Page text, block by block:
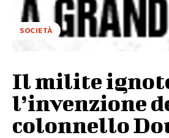
SOCIETÀ
Il milite
l’invenzione
colonnello